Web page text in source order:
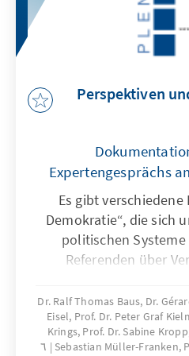
Perspektiven
Expertengesprächs
Es gibt
Demokratie“, die sich
politischen
Referenden über
Volksgesetzgebung.
der Beurteilung
Verfahren zudem die
Dr. Ralf Thomas Baus, Dr.
Eisel, Prof. Dr. Peter Graf
Krings, Prof. Dr. Sabine
Sebastian Müller-Franken,
٦